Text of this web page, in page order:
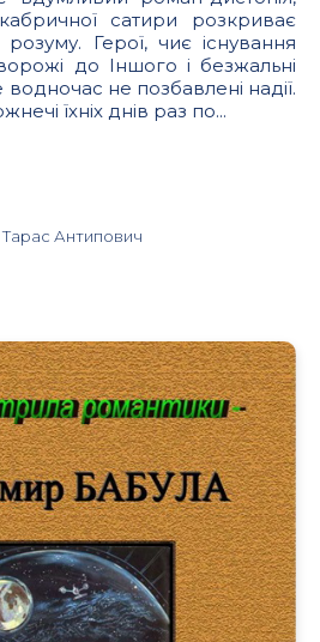
сатири розкриває
Герої, чиє існування
до Іншого і безжальні
не позбавлені надії.
їхніх днів раз по...
Тарас Антипович